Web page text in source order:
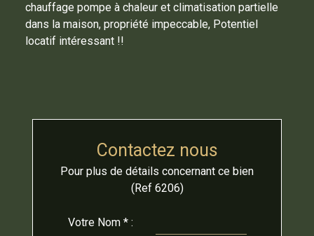
chauffage pompe à chaleur et climatisation partielle
dans la maison, propriété impeccable, Potentiel
locatif intéressant !!
Contactez nous
Pour plus de détails concernant ce bien
(Ref 6206)
Votre Nom * :